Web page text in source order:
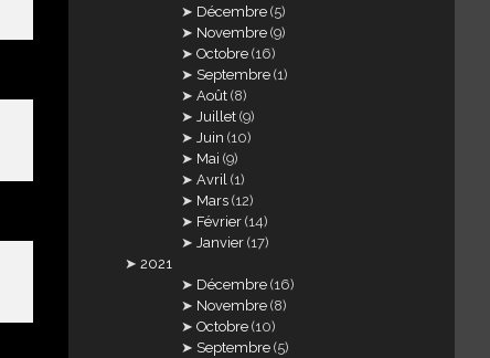
Décembre (5)
Novembre (9)
Octobre (16)
Septembre (1)
Août (8)
Juillet (9)
Juin (10)
Mai (9)
Avril (1)
Mars (12)
Février (14)
Janvier (17)
2021
Décembre (16)
Novembre (8)
Octobre (10)
Septembre (5)